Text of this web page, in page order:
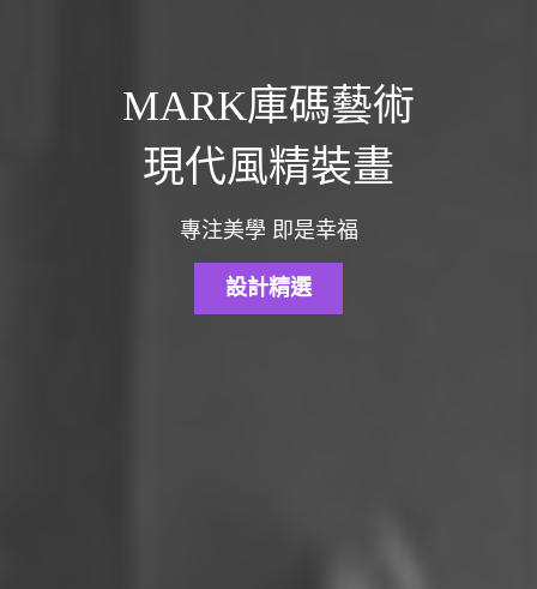
MARK庫碼藝術
現代風精裝畫
專注美學 即是幸福
設計精選